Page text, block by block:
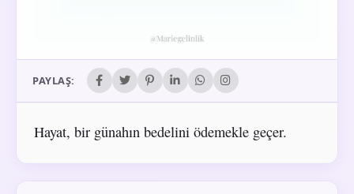
PAYLAŞ:
Hayat, bir günahın bedelini ödemekle geçer.